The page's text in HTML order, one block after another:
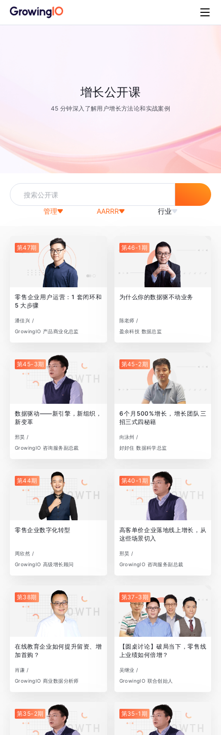
增长公开课
45 分钟深入了解用户增长方法论和实战案例
管理 AARRR 行业
第47期
零售企业用户运营：1 套闭环和
5 大步骤
潘佳兴 /
GrowingIO 产品商业化总监
第46-1期
为什么你的数据驱不动业务
陈老师 /
盈余科技 数据总监
第45-3期
数据驱动——新引擎，新组织，
新变革
邢昊 /
GrowingIO 咨询服务副总裁
第45-2期
6个月500%增长，增长团队三
招三式四秘籍
向泳州 /
好好住 数据科学总监
第44期
零售企业数字化转型
周欣然 /
GrowingIO 高级增长顾问
第40-1期
高客单价企业落地线上增长，从
这些场景切入
邢昊 /
GrowingIO 咨询服务副总裁
第38期
在线教育企业如何提升留资、增
加首购？
肖谦 /
GrowingIO 商业数据分析师
第37-3期
【圆桌讨论】破局当下，零售线
上业绩如何倍增？
吴继业 /
GrowingIO 联合创始人
第35-2期 第35-1期